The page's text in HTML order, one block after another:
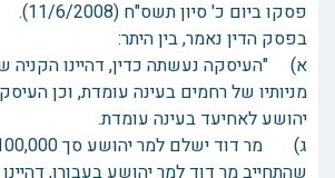
פסקו ביום כ' סיון תשס"ח (11/6/2008).
בפסק הדין נאמר, בין היתר:
א) "העיסקה נעשתה כדין, דהיינו הקניה
מניותיו של רחמים בעינה עומדת, וכן
יהושע לאחיעד בעינה עומדת.
שהתחייב מר דוד למר יהושע בעבורו,